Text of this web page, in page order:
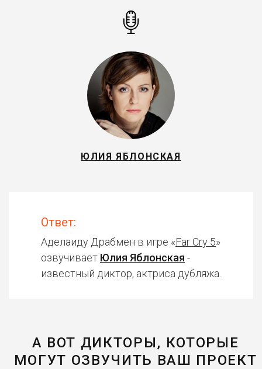
ЮЛИЯ ЯБЛОНСКАЯ
Ответ:
Аделаиду Драбмен в игре «Far Cry 5»
озвучивает Юлия Яблонская -
известный диктор, актриса дубляжа.
А ВОТ ДИКТОРЫ, КОТОРЫЕ
МОГУТ ОЗВУЧИТЬ ВАШ ПРОЕКТ